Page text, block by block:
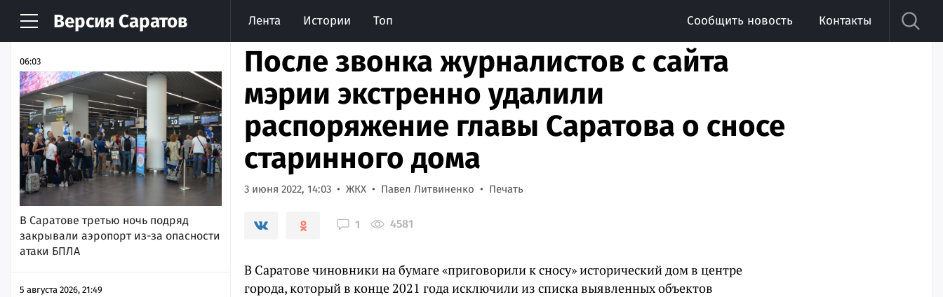
Версия Саратов Лента Истории Топ Сообщить новость Контакты
НОВОСТИ АРХИВ
06:03
В Саратове третью ночь подряд
закрывали аэропорт из-за опасности
атаки БПЛА
5 августа 2026, 21:49
После звонка журналистов с сайта
мэрии экстренно удалили
распоряжение главы Саратова о сносе
старинного дома
3 июня 2022, 14:03 ЖКХ Павел Литвиненко Печать
1 4581
В Саратове чиновники на бумаге «приговорили к сносу» исторический дом в центре
города, который в конце 2021 года исключили из списка выявленных объектов